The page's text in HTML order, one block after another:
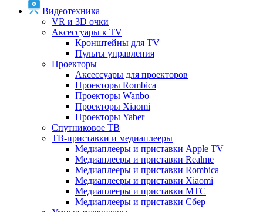
Видеотехника
VR и 3D очки
Аксессуары к TV
Кронштейны для TV
Пульты управления
Проекторы
Аксессуары для проекторов
Проекторы Rombica
Проекторы Wanbo
Проекторы Xiaomi
Проекторы Yaber
Спутниковое ТВ
ТВ-приставки и медиаплееры
Медиаплееры и приставки Apple TV
Медиаплееры и приставки Realme
Медиаплееры и приставки Rombica
Медиаплееры и приставки Xiaomi
Медиаплееры и приставки МТС
Медиаплееры и приставки Сбер